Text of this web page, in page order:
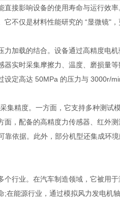
影响设备的使用寿命与运行效率
不仅是材料性能研究的 “显微镜"
载的结合。设备通过高精度电机
实时采集摩擦力、温度、磨损量
定高达 50MPa 的压力与 3000r/
精度。一方面，它支持多种测试
，配备的高精度力传感器、红外
依据。此外，部分机型还集成环
业。在汽车制造领域，它被用
在能源行业，通过模拟风力发电机